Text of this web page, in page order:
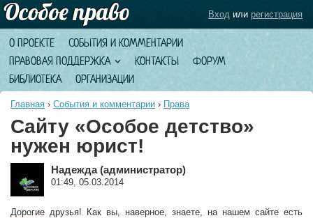
О ПРОЕКТЕ
СОБЫТИЯ И КОММЕНТАРИИ
ПРАВОВАЯ ПОДДЕРЖКА
КОНТАКТЫ
ФОРУМ
БИБЛИОТЕКА
ОРГАНИЗАЦИИ
Вход или регистрация
Главная › События и комментарии › Права
Сайту «Особое детство»
нужен юрист!
Надежда (администратор)
01:49, 05.03.2014
Дорогие друзья! Как вы, наверное, знаете, на нашем сайте есть